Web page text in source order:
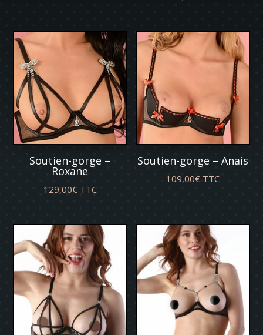
Soutien-gorge –
Roxane
129,00€ TTC
Soutien-gorge – Anais
109,00€ TTC